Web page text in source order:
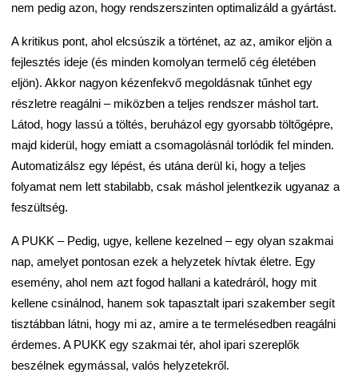
nem pedig azon, hogy rendszerszinten optimalizáld a gyártást.
A kritikus pont, ahol elcsúszik a történet, az az, amikor eljön a
fejlesztés ideje (és minden komolyan termelő cég életében
eljön). Akkor nagyon kézenfekvő megoldásnak tűnhet egy
részletre reagálni – miközben a teljes rendszer máshol tart.
Látod, hogy lassú a töltés, beruházol egy gyorsabb töltőgépre,
majd kiderül, hogy emiatt a csomagolásnál torlódik fel minden.
Automatizálsz egy lépést, és utána derül ki, hogy a teljes
folyamat nem lett stabilabb, csak máshol jelentkezik ugyanaz a
feszültség.
A PUKK – Pedig, ugye, kellene kezelned – egy olyan szakmai
nap, amelyet pontosan ezek a helyzetek hívtak életre. Egy
esemény, ahol nem azt fogod hallani a katedráról, hogy mit
kellene csinálnod, hanem sok tapasztalt ipari szakember segít
tisztábban látni, hogy mi az, amire a te termelésedben reagálni
érdemes. A PUKK egy szakmai tér, ahol ipari szereplők
beszélnek egymással, valós helyzetekről.